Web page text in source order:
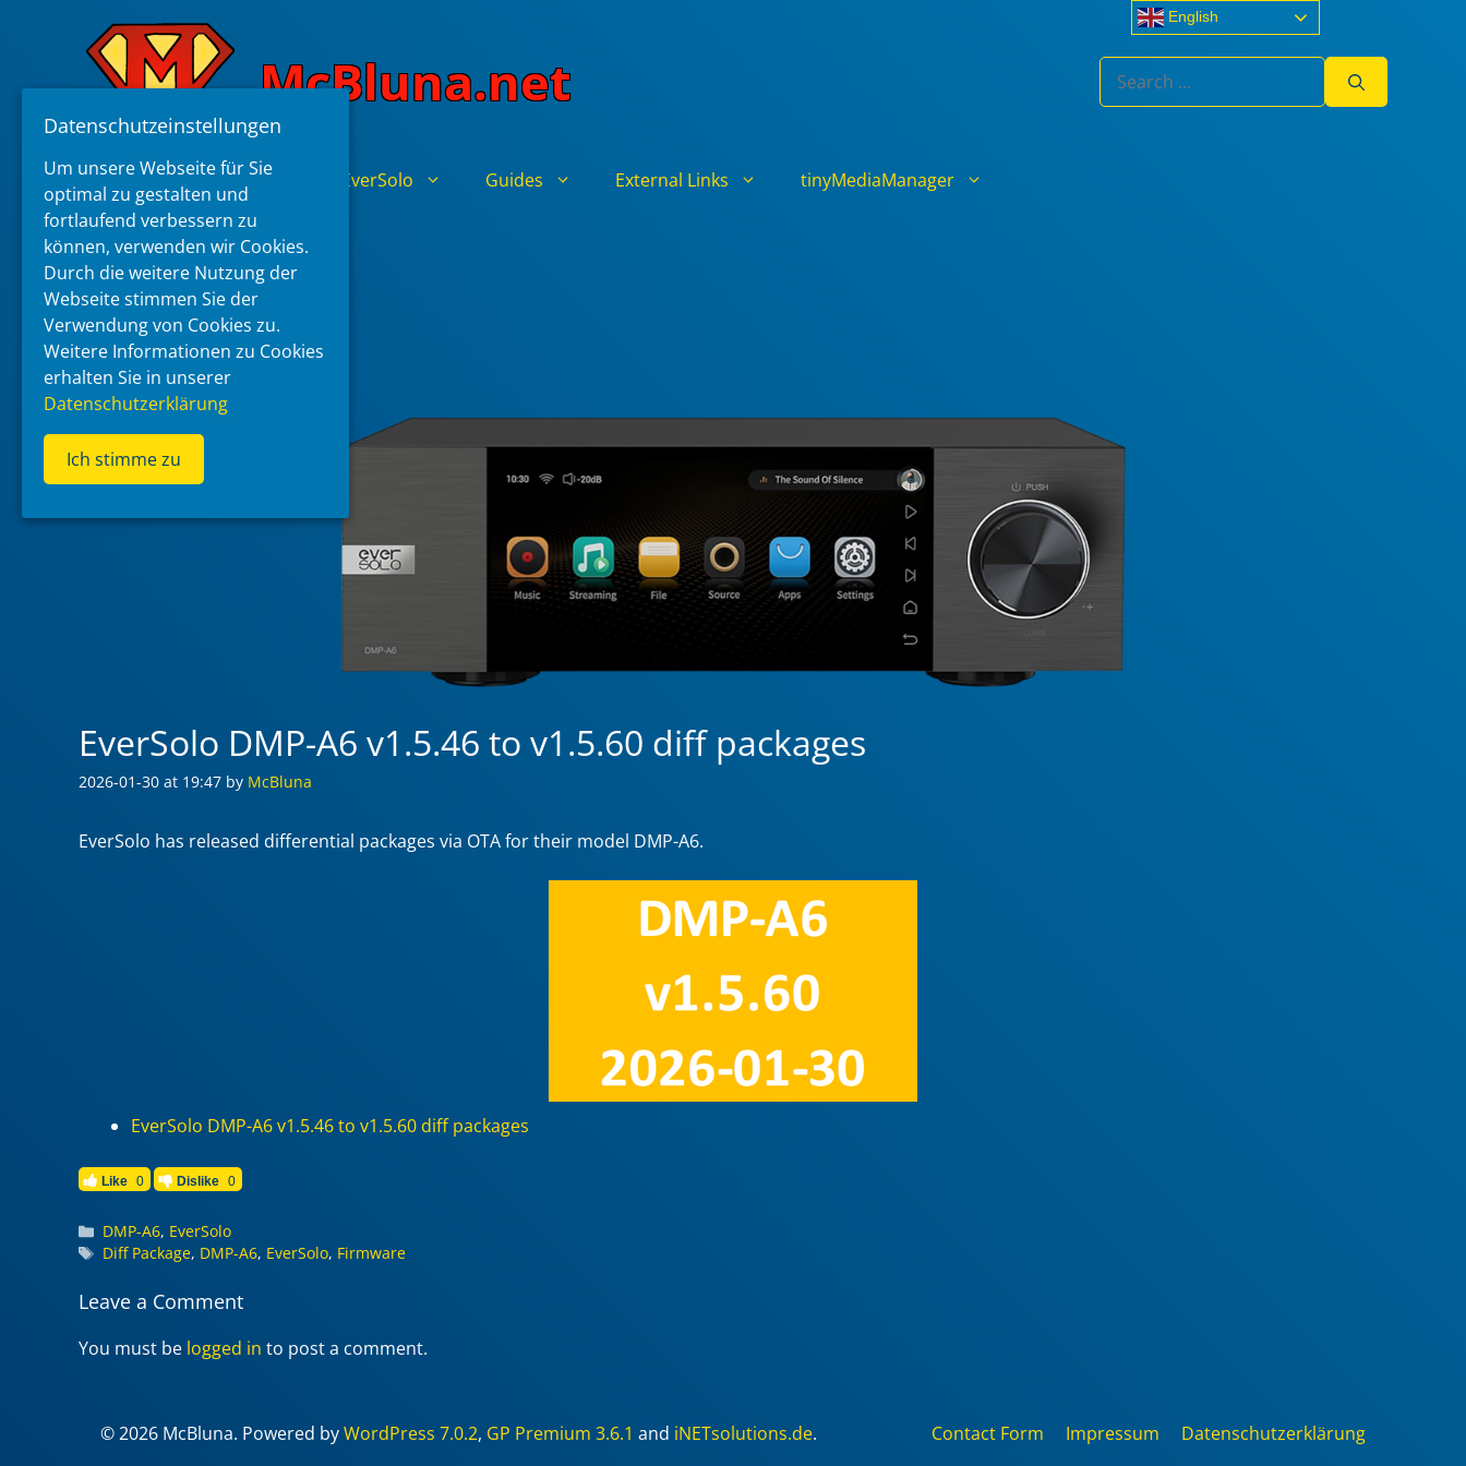
McBluna.net
Search
for:
Home Zidoo EverSolo Guides External Links tinyMediaManager
EverSolo DMP-A6 v1.5.46 to v1.5.60 diff packages
2026-01-30 at 19:47 by McBluna
EverSolo has released differential packages via OTA for their model DMP-A6.
EverSolo DMP-A6 v1.5.46 to v1.5.60 diff packages
Like 0 Dislike 0
Categories
DMP-A6, EverSolo
Tags
Diff Package, DMP-A6, EverSolo, Firmware
Leave a Comment
You must be logged in to post a comment.
Contact Form Impressum Datenschutzerklärung
© 2026 McBluna. Powered byWordPress 7.0.2, GP Premium 3.6.1 and iNETsolutions.de.
English
Datenschutzeinstellungen
Um unsere Webseite für Sie
optimal zu gestalten und
fortlaufend verbessern zu
können, verwenden wir Cookies.
Durch die weitere Nutzung der
Webseite stimmen Sie der
Verwendung von Cookies zu.
Weitere Informationen zu Cookies
erhalten Sie in unserer
Datenschutzerklärung
Ich stimme zu